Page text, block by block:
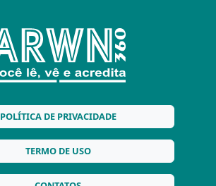
POLÍTICA DE PRIVACIDADE
TERMO DE USO